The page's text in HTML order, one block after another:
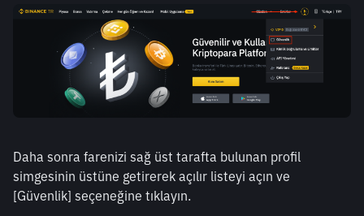
Daha sonra farenizi sağ üst tarafta bulunan profil
simgesinin üstüne getirerek açılır listeyi açın ve
[Güvenlik] seçeneğine tıklayın.